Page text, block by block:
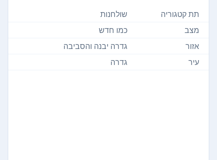
תת קטגוריה
שולחנות
מצב
כמו חדש
אזור
גדרה יבנה והסביבה
עיר
גדרה